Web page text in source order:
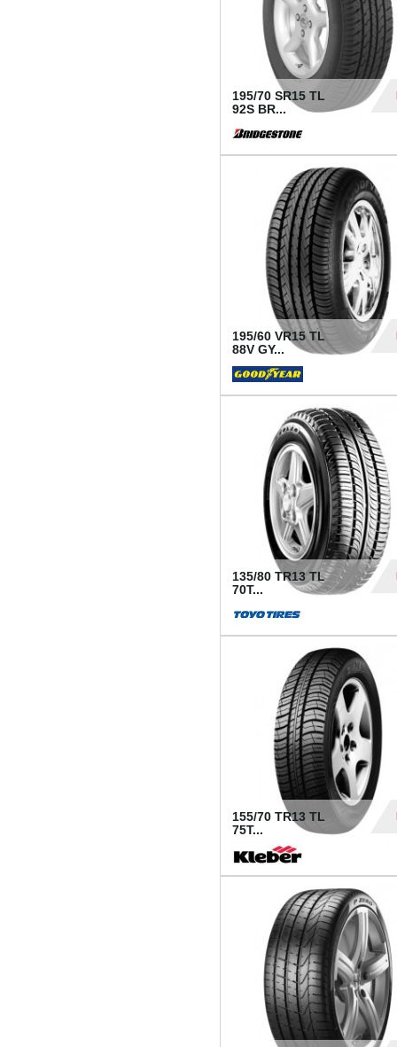
195/70 SR15 TL
92S BR...
195/60 VR15 TL
88V GY...
135/80 TR13 TL
70T...
155/70 TR13 TL
75T...